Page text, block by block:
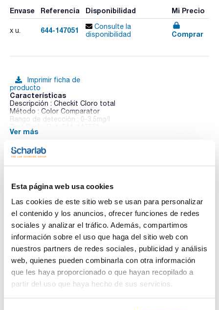
Esta página web usa cookies
Las cookies de este sitio web se usan para personalizar
el contenido y los anuncios, ofrecer funciones de redes
sociales y analizar el tráfico. Además, compartimos
información sobre el uso que haga del sitio web con
nuestros partners de redes sociales, publicidad y análisis
web, quienes pueden combinarla con otra información
que les haya proporcionado o que hayan recopilado a
partir del uso que haya hecho de sus servicios.
Envase Referencia Disponibilidad Mi Precio
x u. 644-147051
Consulte la
disponibilidad
Comprar
Imprimir ficha de
producto
Características
Descripción : Checkit Cloro total
Método : Color Comparator
Rango de detección : 0-3,5mg/l
Pack (u.) : 1
La gama Checkit viene en un maletín que incluye el soporte y
el disco comparador de color, cubetas, agitador, y
reactivos para efectuar 30 análisis. Para ampliar el uso de su
(habitualmente) 30 análisis. Como en el Checkit, pero en
columna 'Test Pack').
Consultar para los reactivos de recambio.
Ver más
TDS / Ficha técnica
Regístrate para
descargas
COA
Regístrate para
descargas
SDS/ Hoja de seguridad
Regístrate para
descargas
Los productos marcados con esta imagen son
listos para una entrega inmediata.